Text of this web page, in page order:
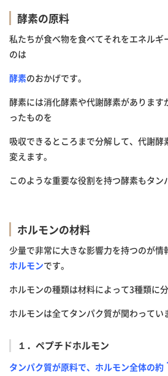
酵素の原料
私たちが食べ物を食べてそれをエネルギ
のは
酵素のおかげです。
酵素には消化酵素や代謝酵素があります
ったものを
吸収できるところまで分解して、代謝酵
変えます。
このような重要な役割を持つ酵素もタン
ホルモンの材料
少量で非常に大きな影響力を持つのが情
ホルモンです。
ホルモンの種類は材料によって3種類に
ホルモンは全てタンパク質が関わってい
１．ペプチドホルモン
タンパク質が原料で、ホルモン全体の約